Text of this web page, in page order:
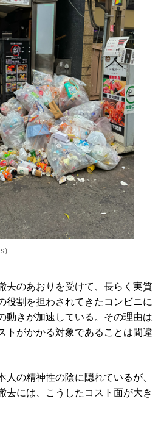
去のあおりを受けて、長らく実質
役割を担わされてきたコンビニに
動きが加速している。その理由は
トがかかる対象であることは間違
の精神性の陰に隠れているが、
去には、こうしたコスト面が大き